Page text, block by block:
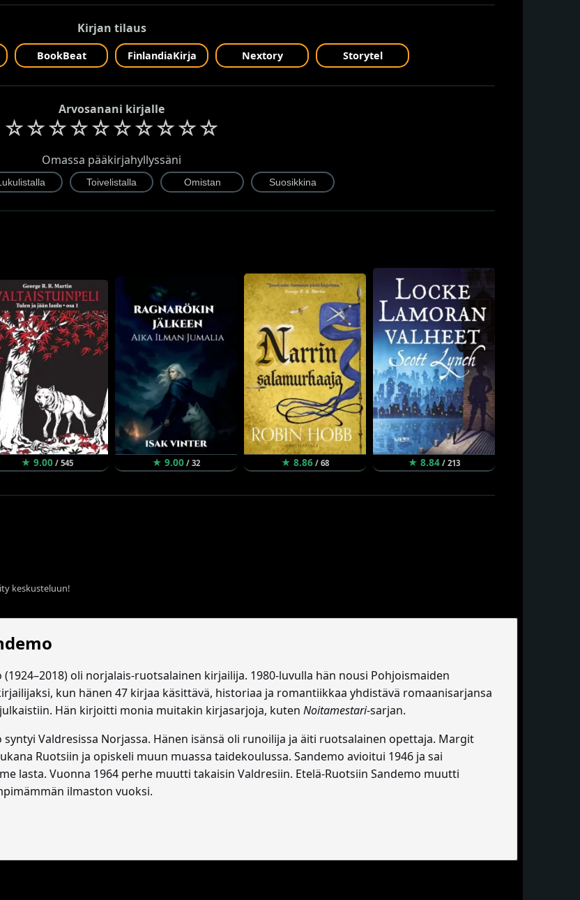
Kirjan tilaus
BookBeat FinlandiaKirja Nextory Storytel
Arvosanani kirjalle
☆☆☆☆☆☆☆☆☆☆
Omassa pääkirjahyllyssäni
★ 9.00 / 545 ★ 9.00 / 32 ★ 8.86 / 68 ★ 8.84 / 213
keskusteluun!
oli norjalais-ruotsalainen kirjailija. 1980-luvulla hän nousi Pohjoismaiden
kun hänen 47 kirjaa käsittävä, historiaa ja romantiikkaa yhdistävä romaanisarjansa
julkaistiin. Hän kirjoitti monia muitakin kirjasarjoja, kuten Noitamestari-sarjan.
syntyi Valdresissa Norjassa. Hänen isänsä oli runoilija ja äiti ruotsalainen opettaja. Margit
Ruotsiin ja opiskeli muun muassa taidekoulussa. Sandemo avioitui 1946 ja sai
lasta. Vuonna 1964 perhe muutti takaisin Valdresiin. Etelä-Ruotsiin Sandemo muutti
ilmaston vuoksi.